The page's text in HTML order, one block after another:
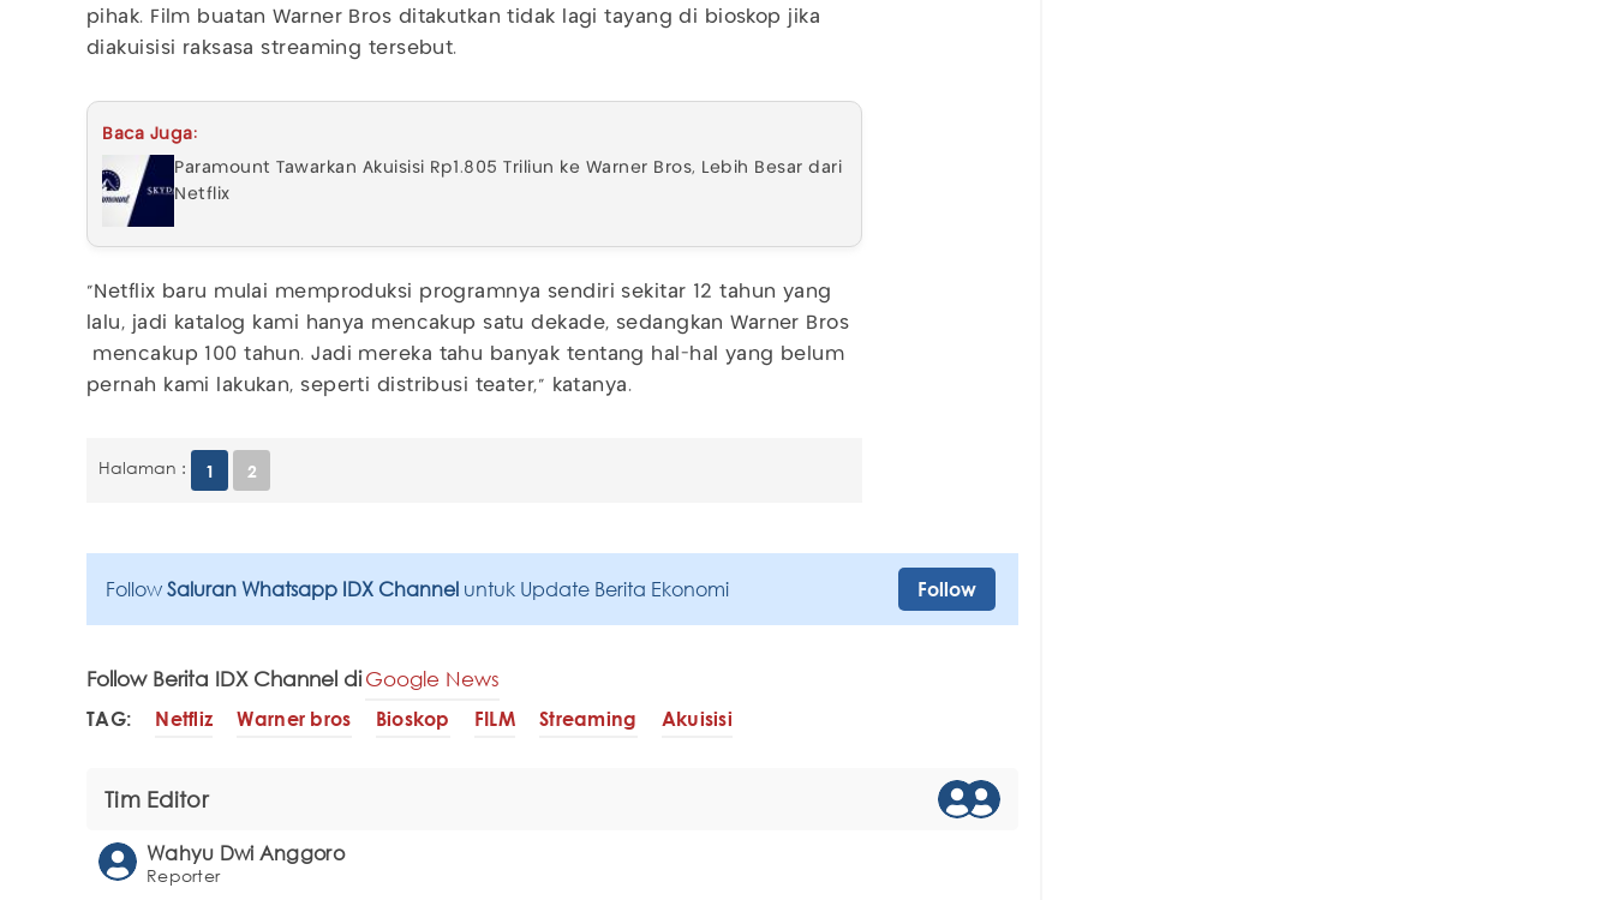
pihak. Film buatan Warner Bros ditakutkan tidak lagi tayang di bioskop jika
diakuisisi raksasa streaming tersebut.
Baca Juga:
Paramount Tawarkan Akuisisi Rp1.805 Triliun ke Warner Bros, Lebih Besar dari
Netflix
"Netflix baru mulai memproduksi programnya sendiri sekitar 12 tahun yang
lalu, jadi katalog kami hanya mencakup satu dekade, sedangkan Warner Bros
mencakup 100 tahun. Jadi mereka tahu banyak tentang hal-hal yang belum
pernah kami lakukan, seperti distribusi teater," katanya.
Halaman : 1 2
Follow Saluran Whatsapp IDX Channel untuk Update Berita Ekonomi Follow
Follow Berita IDX Channel diGoogle News
TAG: Netfliz Warner bros Bioskop FILM Streaming Akuisisi
Tim Editor
Wahyu Dwi Anggoro
Reporter